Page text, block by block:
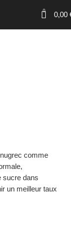
0 0,00
comme
sucre dans
un meilleur taux